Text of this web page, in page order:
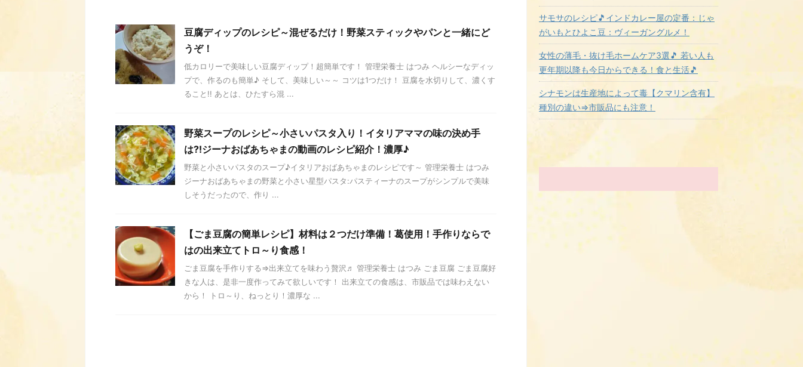
豆腐ディップのレシピ～混ぜるだけ！野菜スティックやパンと一緒にど
うぞ！
低カロリーで美味しい豆腐ディップ！超簡単です！ 管理栄養士 はつみ ヘルシーなディッ
プで、作るのも簡単♪ そして、美味しい～～ コツは1つだけ！ 豆腐を水切りして、濃くす
ること!! あとは、ひたすら混 ...
野菜スープのレシピ～小さいパスタ入り！イタリアママの味の決め手
は⁈ジーナおばあちゃまの動画のレシピ紹介！濃厚♪
野菜と小さいパスタのスープ♪イタリアおばあちゃまのレシピです～ 管理栄養士 はつみ
ジーナおばあちゃまの野菜と小さい星型パスタ:パスティーナのスープがシンプルで美味
しそうだったので、作り ...
【ごま豆腐の簡単レシピ】材料は２つだけ準備！葛使用！手作りならで
はの出来立てトロ～り食感！
ごま豆腐を手作りする⇒出来立てを味わう贅沢♬ 管理栄養士 はつみ ごま豆腐 ごま豆腐好
きな人は、是非一度作ってみて欲しいです！ 出来立ての食感は、市販品では味わえない
から！ トロ～り、ねっとり！濃厚な ...
サモサのレシピ🎵インドカレー屋の定番：じゃ
がいもとひよこ豆：ヴィーガングルメ！
女性の薄毛・抜け毛ホームケア3選🎵 若い人も
更年期以降も今日からできる！食と生活🎵
シナモンは生産地によって毒【クマリン含有】
種別の違い⇒市販品にも注意！